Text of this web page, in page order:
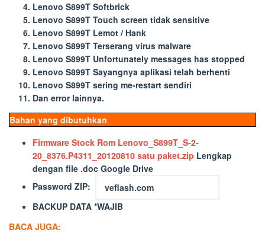
Lenovo S899T Softbrick
Lenovo S899T Touch screen tidak sensitive
Lenovo S899T Lemot / Hank
Lenovo S899T Terserang virus malware
Lenovo S899T Unfortunately messages has stopped
Lenovo S899T Sayangnya aplikasi telah berhenti
Lenovo S899T sering me-restart sendiri
Dan error lainnya.
Bahan yang dibutuhkan
Firmware Stock Rom Lenovo_S899T_S-2-
20_8376.P4311_20120810 satu paket.zip Lengkap
dengan file .doc Google Drive
Password ZIP:
BACKUP DATA *WAJIB
BACA JUGA: